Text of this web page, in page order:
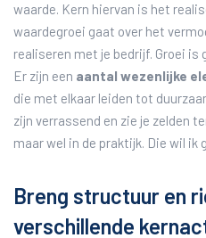
waarde. Kern hiervan is het
waardegroei gaat over het
realiseren met je bedrijf. Groei is
Er zijn een aantal wezenlijke
die met elkaar leiden tot
zijn verrassend en zie je zelden
maar wel in de praktijk. Die wil ik
Breng structuur en
verschillende